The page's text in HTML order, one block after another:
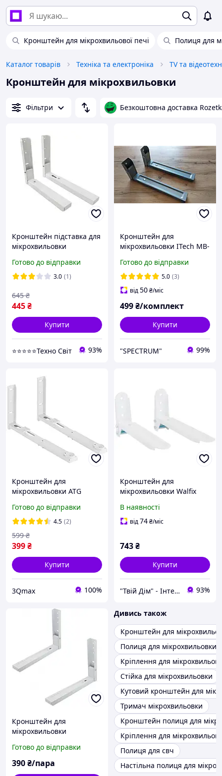
Кронштейн для мікрохвильової печі Полиця для
Каталог товарів Техніка та електроніка TV та
Кронштейн для мікрохвильовки
Фільтри Безкоштовна доставка
Кронштейн підставка для
мікрохвильовки
250х465мм
Готово до відправки
3.0 (1)
445₴
645 ₴
Купити
⭐⭐⭐⭐⭐Техно Світ 93%
Кронштейн для
мікрохвильовки ITech MB-
СВЧ Кронштейн для
мікрохвильової печі
Кріплення тримач
підставка
Готово до відправки
5.0 (3)
від50₴/міс
499₴/комплект
Купити
"SPECTRUM" 99%
Кронштейн для
мікрохвильовки ATG
Готово до відправки
4.5 (2)
399₴
599 ₴
Купити
3Qmax 100%
Кронштейн для
мікрохвильовки Walfix
285-425 мм,
навантаження: до 35 кг
В наявності
від74₴/міс
743₴
Купити
"Твій Дім" - Інтернет-гіпермаркет 93%
Кронштейн для
мікрохвильовки
Готово до відправки
390₴/пара
Дивись також
Кронштейн для
Полиця для мікрохвильовки
Кріплення для
Стійка для мікрохвильовки
Кутовий кронштейн для
Тримач мікрохвильовки
Кронштейн полиця для
Кріплення для
Полиця для свч
Настільна полиця для